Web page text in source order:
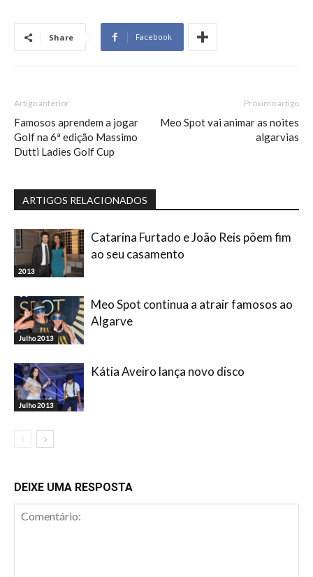
Share Facebook
Artigo anterior
Famosos aprendem a jogar
Golf na 6ª edição Massimo
Dutti Ladies Golf Cup
Próximo artigo
Meo Spot vai animar as noites
algarvias
ARTIGOS RELACIONADOS
2013
Catarina Furtado e João Reis põem fim
ao seu casamento
Julho 2013
Meo Spot continua a atrair famosos ao
Algarve
Julho 2013
Kátia Aveiro lança novo disco
DEIXE UMA RESPOSTA